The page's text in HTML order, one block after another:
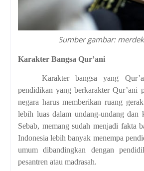
Sumber gambar:
Karakter Bangsa Qur’ani
Karakter bangsa yang
pendidikan yang berkarakter Qur’ani
negara harus memberikan ruang
lebih luas dalam undang-undang dan
Sebab, memang sudah menjadi fakta
Indonesia lebih banyak menempa
umum dibandingkan dengan
pesantren atau madrasah.